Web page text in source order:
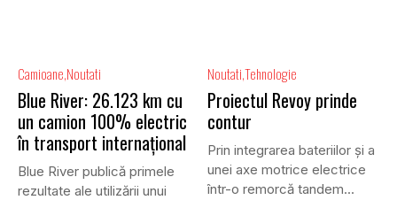
Camioane Noutati
Blue River: 26.123 km cu
un camion 100% electric
în transport internațional
Blue River publică primele
rezultate ale utilizării unui
NoutatiTehnologie
Proiectul Revoy prinde
contur
Prin integrarea bateriilor și a
unei axe motrice electrice
într-o remorcă tandem...